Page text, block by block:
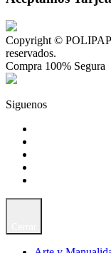
Copyright ©
reservados.
Compra 100% Segura
Siguenos